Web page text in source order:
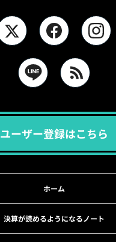
ユーザー登録はこちら
ホーム
決算が読めるようになるノート